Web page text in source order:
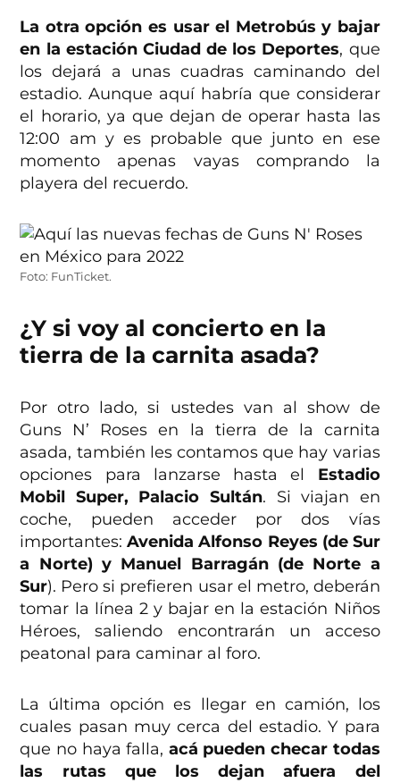
La otra opción es usar el Metrobús y bajar
en la estación Ciudad de los Deportes, que
los dejará a unas cuadras caminando del
estadio. Aunque aquí habría que considerar
el horario, ya que dejan de operar hasta las
12:00 am y es probable que junto en ese
momento apenas vayas comprando la
playera del recuerdo.
Foto: FunTicket.
¿Y si voy al concierto en la
tierra de la carnita asada?
Por otro lado, si ustedes van al show de
Guns N’ Roses en la tierra de la carnita
asada, también les contamos que hay varias
opciones para lanzarse hasta el Estadio
Mobil Super, Palacio Sultán. Si viajan en
coche, pueden acceder por dos vías
importantes: Avenida Alfonso Reyes (de Sur
a Norte) y Manuel Barragán (de Norte a
Sur). Pero si prefieren usar el metro, deberán
tomar la línea 2 y bajar en la estación Niños
Héroes, saliendo encontrarán un acceso
peatonal para caminar al foro.
La última opción es llegar en camión, los
cuales pasan muy cerca del estadio. Y para
que no haya falla, acá pueden checar todas
las rutas que los dejan afuera del